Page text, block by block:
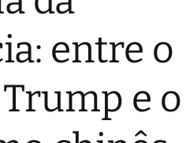
entre o
e o